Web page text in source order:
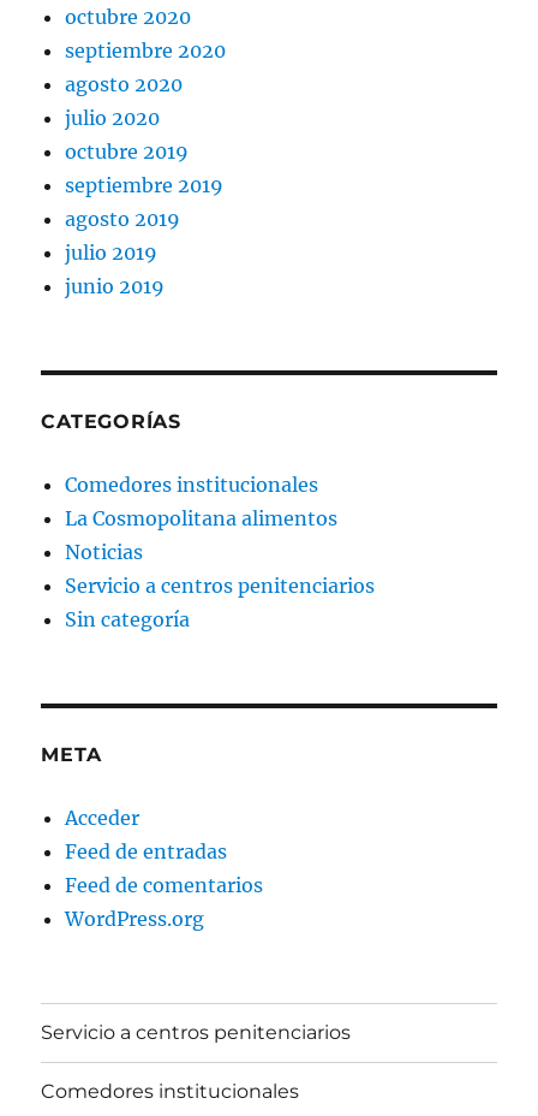
octubre 2020
septiembre 2020
agosto 2020
julio 2020
octubre 2019
septiembre 2019
agosto 2019
julio 2019
junio 2019
CATEGORÍAS
Comedores institucionales
La Cosmopolitana alimentos
Noticias
Servicio a centros penitenciarios
Sin categoría
META
Acceder
Feed de entradas
Feed de comentarios
WordPress.org
Servicio a centros penitenciarios
Comedores institucionales